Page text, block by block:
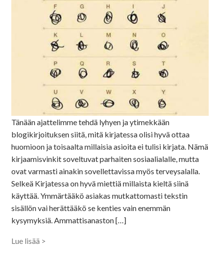
Tänään ajattelimme tehdä lyhyen ja ytimekkään
blogikirjoituksen siitä, mitä kirjatessa olisi hyvä ottaa
huomioon ja toisaalta millaisia asioita ei tulisi kirjata. Nämä
kirjaamisvinkit soveltuvat parhaiten sosiaalialalle, mutta
ovat varmasti ainakin sovellettavissa myös terveysalalla.
Selkeä Kirjatessa on hyvä miettiä millaista kieltä siinä
käyttää. Ymmärtääkö asiakas mutkattomasti tekstin
sisällön vai herättääkö se kenties vain enemmän
kysymyksiä. Ammattisanaston […]
Lue lisää >